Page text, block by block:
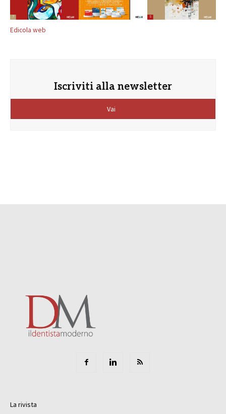
Edicola web
Iscriviti alla newsletter
Vai
La rivista